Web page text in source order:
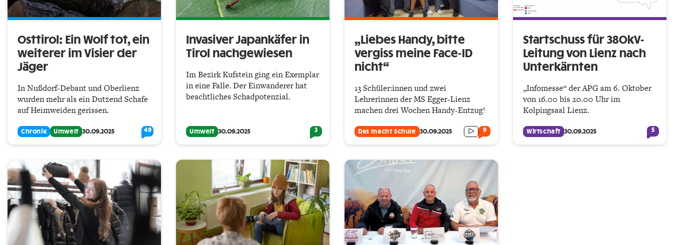
Osttirol: Ein Wolf tot, ein
weiterer im Visier der
Jäger
In Nußdorf-Debant und Oberlienz
wurden mehr als ein Dutzend Schafe
auf Heimweiden gerissen.
Chronik Umwelt 30.09.2025 49
Invasiver Japankäfer in
Tirol nachgewiesen
Im Bezirk Kufstein ging ein Exemplar
in eine Falle. Der Einwanderer hat
beachtliches Schadpotenzial.
Umwelt 30.09.2025 3
„Liebes Handy, bitte
vergiss meine Face-ID
nicht“
13 Schüler:innen und zwei
Lehrerinnen der MS Egger-Lienz
machen drei Wochen Handy-Entzug!
Das macht Schule 30.09.2025 9
Startschuss für 380kV-
Leitung von Lienz nach
Unterkärnten
„Infomesse“ der APG am 6. Oktober
von 16.00 bis 20.00 Uhr im
Kolpingsaal Lienz.
Wirtschaft 30.09.2025 5